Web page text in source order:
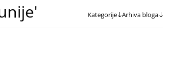
Kategorije Arhiva bloga